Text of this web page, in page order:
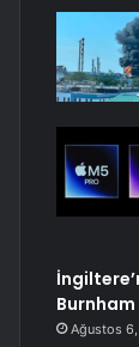
Burnham
Ağustos